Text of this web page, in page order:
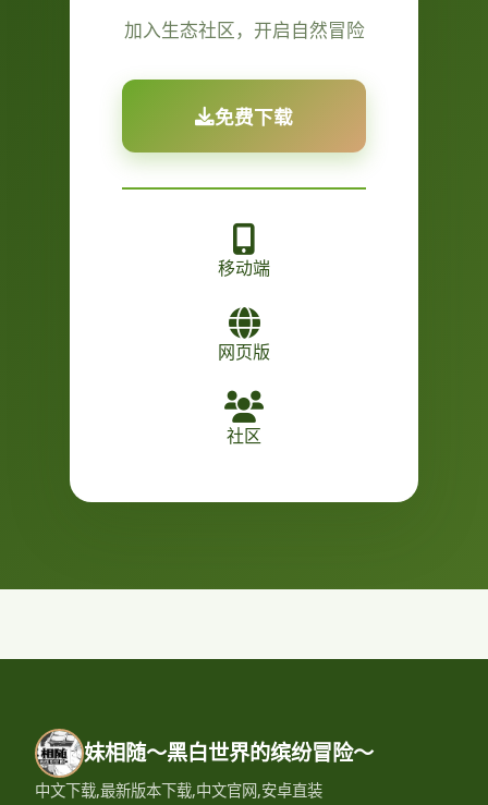
加入生态社区，开启自然冒险
免费下载
移动端
网页版
社区
妹相随～黑白世界的缤纷冒险～
中文下载,最新版本下载,中文官网,安卓直装